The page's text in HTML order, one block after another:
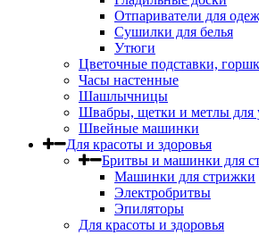
Отпариватели для
Сушилки для белья
Утюги
Цветочные подставки,
Часы настенные
Шашлычницы
Швабры, щетки и метлы для
Швейные машинки
Для красоты и здоровья
Бритвы и машинки для
Машинки для стрижки
Электробритвы
Эпиляторы
Для красоты и здоровья